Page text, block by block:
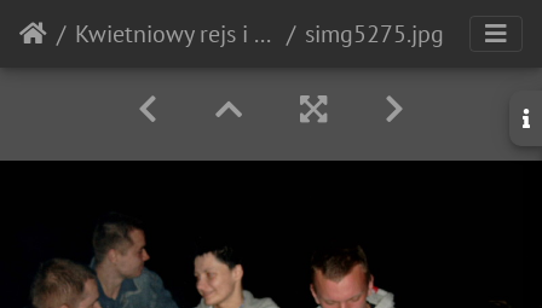
Kwietniowy rejs i ognisko simg5275.jpg